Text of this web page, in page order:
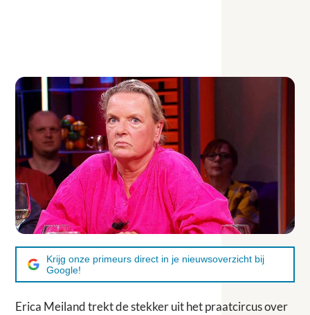
Krijg onze primeurs direct in je nieuwsoverzicht bij
Google!
Erica Meiland trekt de stekker uit het praatcircus over